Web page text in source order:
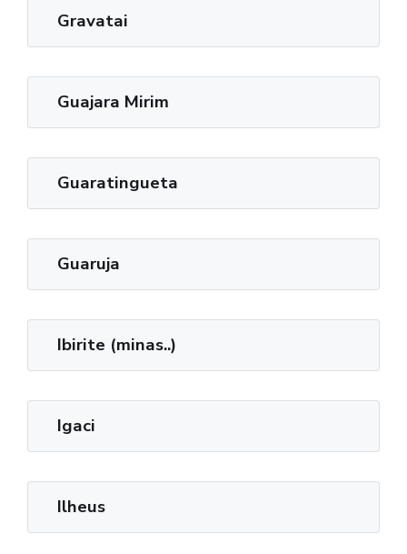
Gravatai
Guajara Mirim
Guaratingueta
Guaruja
Ibirite (minas..)
Igaci
Ilheus